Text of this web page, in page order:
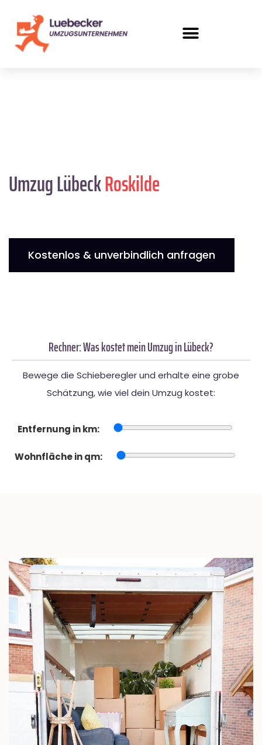
Umzug LübeckRoskilde
Kostenlos & unverbindlich anfragen
Rechner: Was kostet mein Umzug in Lübeck?
Bewege die Schieberegler und erhalte eine grobe
Schätzung, wie viel dein Umzug kostet:
Entfernung in km:
Wohnfläche in qm: